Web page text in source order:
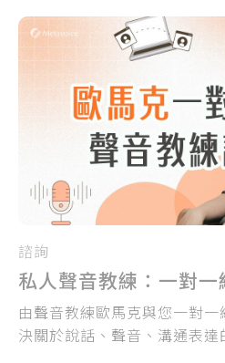
諮詢
私人聲音教練：一對一
由聲音教練歐馬克與您一對
決關於說話、聲音、溝通表達